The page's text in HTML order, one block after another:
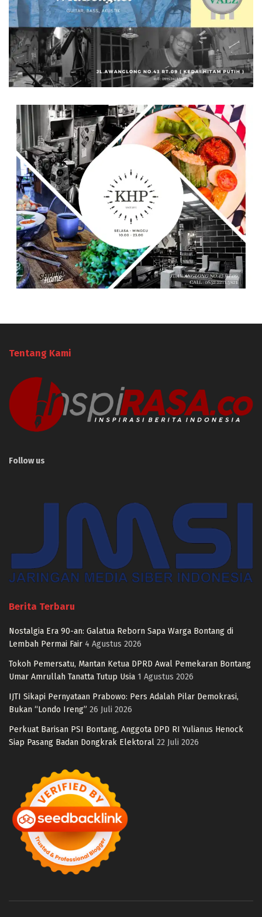
Tentang Kami
Follow us
Berita Terbaru
Nostalgia Era 90-an: Galatua Reborn Sapa Warga Bontang di
Lembah Permai Fair 4 Agustus 2026
Tokoh Pemersatu, Mantan Ketua DPRD Awal Pemekaran Bontang
Umar Amrullah Tanatta Tutup Usia 1 Agustus 2026
IJTI Sikapi Pernyataan Prabowo: Pers Adalah Pilar Demokrasi,
Bukan “Londo Ireng” 26 Juli 2026
Perkuat Barisan PSI Bontang, Anggota DPD RI Yulianus Henock
Siap Pasang Badan Dongkrak Elektoral 22 Juli 2026